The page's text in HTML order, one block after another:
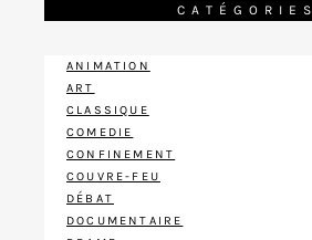
CATÉGORIES
ANIMATION
ART
CLASSIQUE
COMEDIE
CONFINEMENT
COUVRE-FEU
DÉBAT
DOCUMENTAIRE